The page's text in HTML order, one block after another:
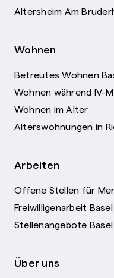
Altersheim Am
Wohnen
Betreutes Wohnen
Wohnen während IV-
Wohnen im Alter
Alterswohnungen in
Arbeiten
Offene Stellen für
Freiwilligenarbeit Basel
Stellenangebote Basel
Über uns